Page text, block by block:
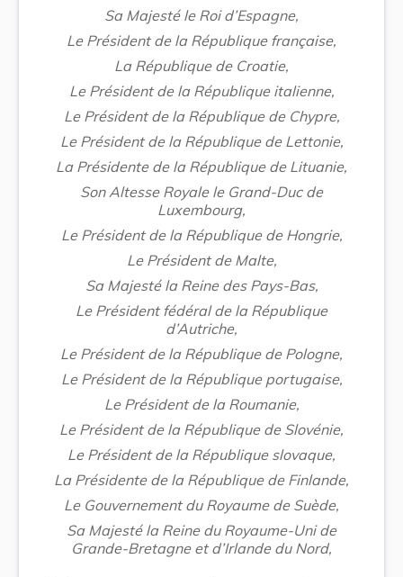
Sa Majesté le Roi d’Espagne,
Le Président de la République française,
La République de Croatie,
Le Président de la République italienne,
Le Président de la République de Chypre,
Le Président de la République de Lettonie,
La Présidente de la République de Lituanie,
Son Altesse Royale le Grand-Duc de
Luxembourg,
Le Président de la République de Hongrie,
Le Président de Malte,
Sa Majesté la Reine des Pays-Bas,
Le Président fédéral de la République
d’Autriche,
Le Président de la République de Pologne,
Le Président de la République portugaise,
Le Président de la Roumanie,
Le Président de la République de Slovénie,
Le Président de la République slovaque,
La Présidente de la République de Finlande,
Le Gouvernement du Royaume de Suède,
Sa Majesté la Reine du Royaume-Uni de
Grande-Bretagne et d’Irlande du Nord,